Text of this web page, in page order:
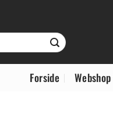
Forside Webshop